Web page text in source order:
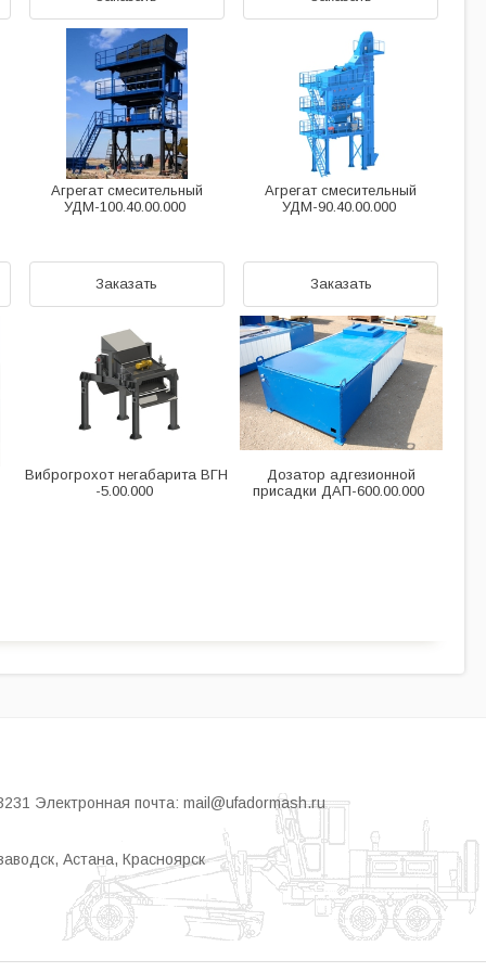
Агрегат смесительный
УДМ-100.40.00.000
Агрегат смесительный
УДМ-90.40.00.000
Заказать
Виброгрохот негабарита ВГН
-5.00.000
Заказать
Дозатор адгезионной
присадки ДАП-600.00.000
Электронная почта: mail@ufadormash.ru
Астана, Красноярск